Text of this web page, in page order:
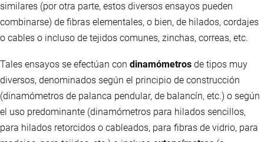
similares (por otra parte, estos diversos ensayos pueden
combinarse) de fibras elementales, o bien, de hilados, cordajes
o cables o incluso de tejidos comunes, zinchas, correas, etc.
Tales ensayos se efectúan con dinamómetros de tipos muy
diversos, denominados según el principio de construcción
(dinamómetros de palanca pendular, de balancín, etc.) o según
el uso predominante (dinamómetros para hilados sencillos,
para hilados retorcidos o cableados, para fibras de vidrio, para